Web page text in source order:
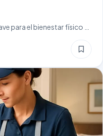
para el bienestar físico y
óptimas
El personal de